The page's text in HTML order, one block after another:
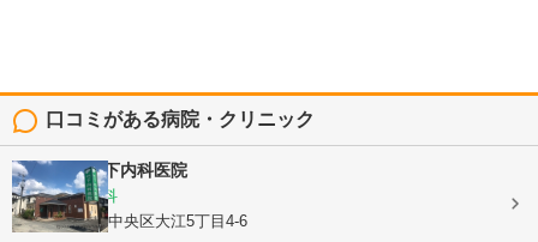
口コミがある病院・クリニック
医療法人竹下内科医院
内科, 胃腸内科
熊本県熊本市中央区大江5丁目4-6